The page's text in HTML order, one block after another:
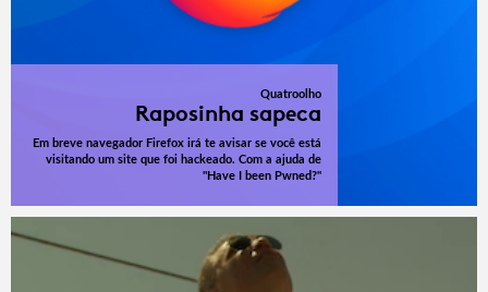
Quatroolho
Raposinha sapeca
Em breve navegador Firefox irá te avisar se você está
visitando um site que foi hackeado. Com a ajuda de
"Have I been Pwned?"